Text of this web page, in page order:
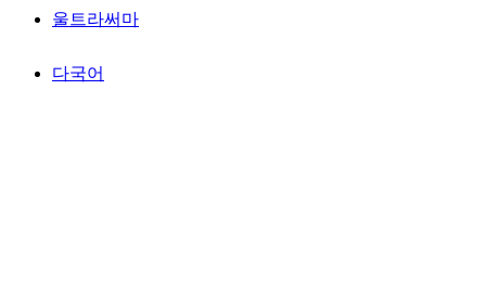
울트라써마
다국어